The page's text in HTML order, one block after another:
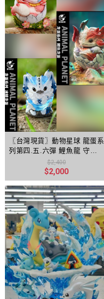
〖台灣現貨〗動物星球 龍蛋系
列第四.五.六彈 鯉魚龍 守宮龍
$2,400
$2,000